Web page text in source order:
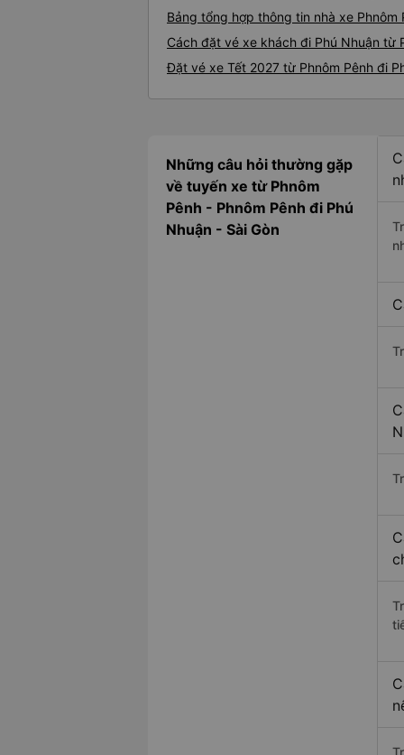
Bảng tổng hợp thông tin nhà xe Phnôm
Cách đặt vé xe khách đi Phú Nhuận từ
Đặt vé xe Tết 2027 từ Phnôm Pênh đi
Những câu hỏi thường gặp
về tuyến xe từ Phnôm
Pênh - Phnôm Pênh đi Phú
Nhuận - Sài Gòn